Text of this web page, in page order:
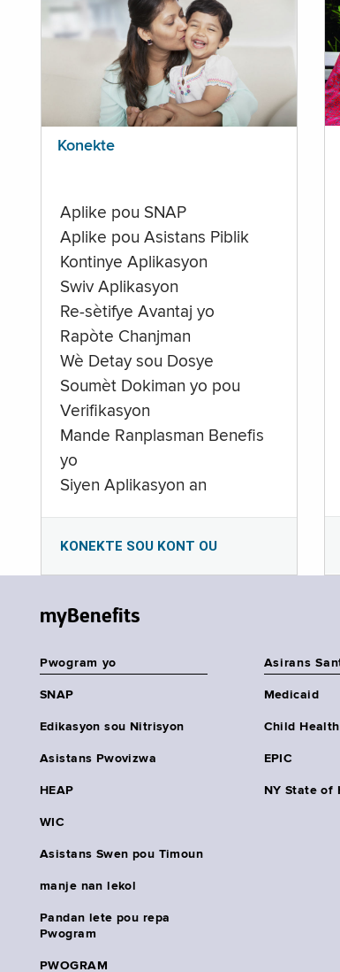
Konekte
Aplike pou SNAP
Aplike pou Asistans Piblik
Kontinye Aplikasyon
Swiv Aplikasyon
Re-sètifye Avantaj yo
Rapòte Chanjman
Wè Detay sou Dosye
Soumèt Dokiman yo pou
Verifikasyon
Mande Ranplasman Benefis
yo
Siyen Aplikasyon an
KONEKTE SOU KONT OU
myBenefits
Pwogram yo
SNAP
Edikasyon sou Nitrisyon
Asistans Pwovizwa
HEAP
WIC
Asistans Swen pou Timoun
manje nan lekol
Pandan lete pou repa
Pwogram
PWOGRAM
Asirans
Medicaid
Child
EPIC
NY State of